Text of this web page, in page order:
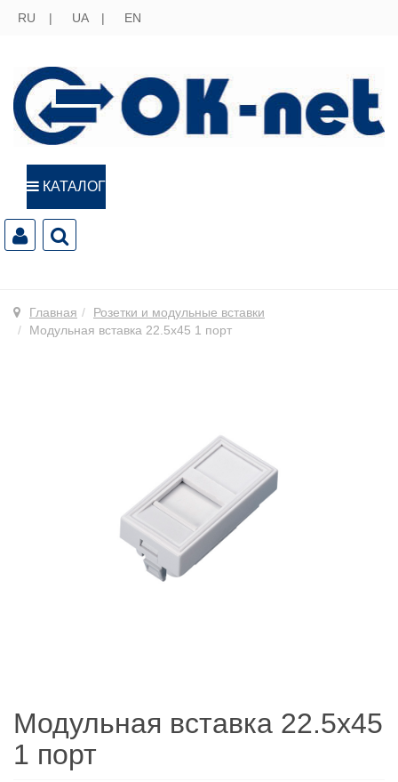
RU UA EN
КАТАЛОГ
Главная
Розетки и модульные вставки
Модульная вставка 22.5х45 1 порт
Модульная вставка 22.5х45
1 порт